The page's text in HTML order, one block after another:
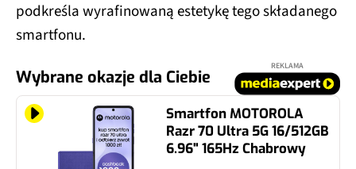
podkreśla wyrafinowaną estetykę tego składanego
smartfonu.
Wybrane okazje dla Ciebie
REKLAMA
Smartfon MOTOROLA
Razr 70 Ultra 5G 16/512GB
6.96" 165Hz Chabrowy